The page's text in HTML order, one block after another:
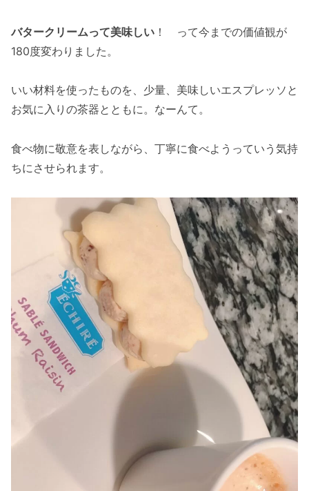
バタークリームって美味しい ！ って今までの価値観が
180度変わりました。
いい材料を使ったものを、少量、美味しいエスプレッソと
お気に入りの茶器とともに。なーんて。
食べ物に敬意を表しながら、丁寧に食べようっていう気持
ちにさせられます。